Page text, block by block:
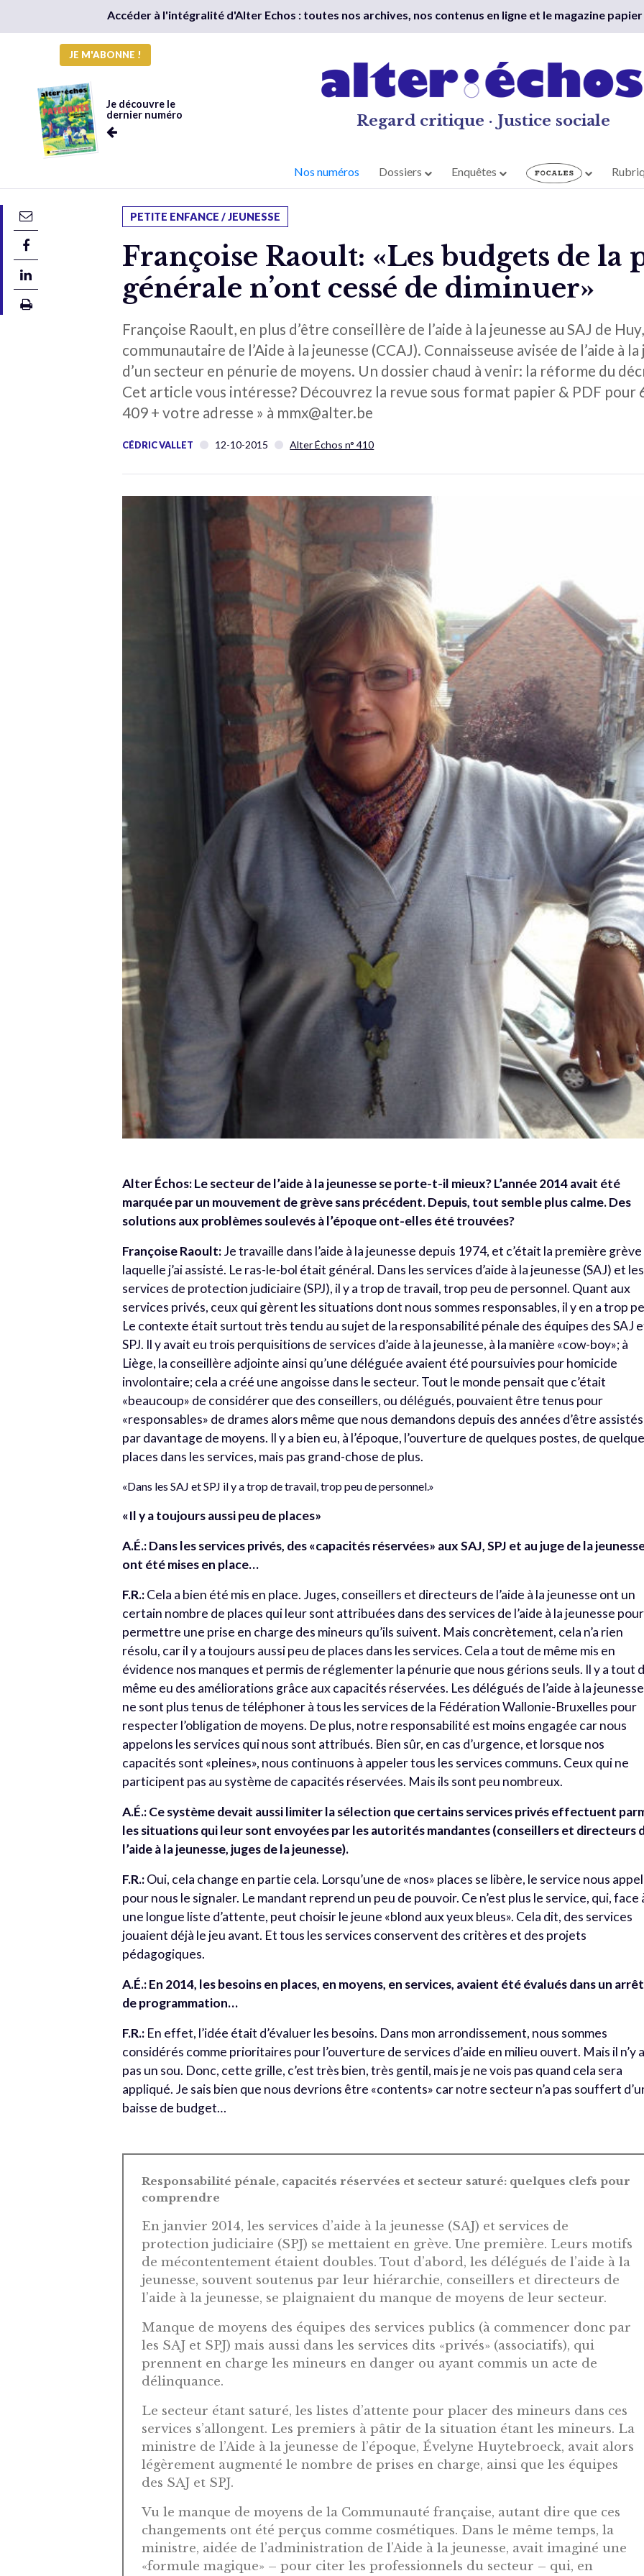
Accéder à l'intégralité d'Alter Echos : toutes nos archives, nos contenus en ligne et le magazine
JE M'ABONNE !
Je découvre le
dernier numéro
Regard critique · Justice sociale
Nos numéros Dossiers Enquêtes
PETITE ENFANCE / JEUNESSE
Françoise Raoult: «Les budgets de la
générale n’ont cessé de diminuer»
Françoise Raoult, en plus d’être conseillère de l’aide à la jeunesse au SAJ de
communautaire de l’Aide à la jeunesse (CCAJ). Connaisseuse avisée de l’aide à
d’un secteur en pénurie de moyens. Un dossier chaud à venir: la réforme du
Cet article vous intéresse? Découvrez la revue sous format papier & PDF pour
409 + votre adresse » à mmx@alter.be
CÉDRIC VALLET 12-10-2015 Alter Échos n° 410
Alter Échos:Le secteur de l’aide à la jeunesse se porte-t-il mieux? L’année 2014 avait été
marquée par un mouvement de grève sans précédent. Depuis, tout semble plus calme. Des
solutions aux problèmes soulevés à l’époque ont-elles été trouvées?
Françoise Raoult:Je travaille dans l’aide à la jeunesse depuis 1974, et c’était la première grève
laquelle j’ai assisté. Le ras-le-bol était général. Dans les services d’aide à la jeunesse (SAJ) et les
services de protection judiciaire (SPJ), il y a trop de travail, trop peu de personnel. Quant aux
services privés, ceux qui gèrent les situations dont nous sommes responsables, il y en a trop
Le contexte était surtout très tendu au sujet de la responsabilité pénale des équipes des SAJ
SPJ. Il y avait eu trois perquisitions de services d’aide à la jeunesse, à la manière «cow-boy»; à
Liège, la conseillère adjointe ainsi qu’une déléguée avaient été poursuivies pour homicide
involontaire; cela a créé une angoisse dans le secteur. Tout le monde pensait que c’était
«beaucoup» de considérer que des conseillers, ou délégués, pouvaient être tenus pour
«responsables» de drames alors même que nous demandons depuis des années d’être assistés
par davantage de moyens. Il y a bien eu, à l’époque, l’ouverture de quelques postes, de
places dans les services, mais pas grand-chose de plus.
«Dans les SAJ et SPJ il y a trop de travail, trop peu de personnel.»
«Il y a toujours aussi peu de places»
A.É.: Dans les services privés, des «capacités réservées» aux SAJ, SPJ et au juge de la
ont été mises en place…
F.R.:Cela a bien été mis en place. Juges, conseillers et directeurs de l’aide à la jeunesse ont un
certain nombre de places qui leur sont attribuées dans des services de l’aide à la jeunesse pour
permettre une prise en charge des mineurs qu’ils suivent. Mais concrètement, cela n’a rien
résolu, car il y a toujours aussi peu de places dans les services. Cela a tout de même mis en
évidence nos manques et permis de réglementer la pénurie que nous gérions seuls. Il y a tout
même eu des améliorations grâce aux capacités réservées. Les délégués de l’aide à la jeunesse
ne sont plus tenus de téléphoner à tous les services de la Fédération Wallonie-Bruxelles pour
respecter l’obligation de moyens. De plus, notre responsabilité est moins engagée car nous
appelons les services qui nous sont attribués. Bien sûr, en cas d’urgence, et lorsque nos
capacités sont «pleines», nous continuons à appeler tous les services communs. Ceux qui ne
participent pas au système de capacités réservées. Mais ils sont peu nombreux.
A.É.: Ce système devait aussi limiter la sélection que certains services privés effectuent
les situations qui leur sont envoyées par les autorités mandantes (conseillers et directeurs
l’aide à la jeunesse, juges de la jeunesse).
F.R.:Oui, cela change en partie cela. Lorsqu’une de «nos» places se libère, le service nous
pour nous le signaler. Le mandant reprend un peu de pouvoir. Ce n’est plus le service, qui, face
une longue liste d’attente, peut choisir le jeune «blond aux yeux bleus». Cela dit, des services
jouaient déjà le jeu avant. Et tous les services conservent des critères et des projets
pédagogiques.
A.É.: En 2014, les besoins en places, en moyens, en services, avaient été évalués dans un
de programmation…
F.R.: En effet, l’idée était d’évaluer les besoins. Dans mon arrondissement, nous sommes
considérés comme prioritaires pour l’ouverture de services d’aide en milieu ouvert. Mais il n’y
pas un sou. Donc, cette grille, c’est très bien, très gentil, mais je ne vois pas quand cela sera
appliqué. Je sais bien que nous devrions être «contents» car notre secteur n’a pas souffert
baisse de budget…
Responsabilité pénale, capacités réservées et secteur saturé: quelques clefs pour
comprendre
En janvier 2014, les services d’aide à la jeunesse (SAJ) et services de
protection judiciaire (SPJ) se mettaient en grève. Une première. Leurs motifs
de mécontentement étaient doubles. Tout d’abord, les délégués de l’aide à la
jeunesse, souvent soutenus par leur hiérarchie, conseillers et directeurs de
l’aide à la jeunesse, se plaignaient du manque de moyens de leur secteur.
Manque de moyens des équipes des services publics (à commencer donc par
les SAJ et SPJ) mais aussi dans les services dits «privés» (associatifs), qui
prennent en charge les mineurs en danger ou ayant commis un acte de
délinquance.
Le secteur étant saturé, les listes d’attente pour placer des mineurs dans ces
services s’allongent. Les premiers à pâtir de la situation étant les mineurs. La
ministre de l’Aide à la jeunesse de l’époque, Évelyne Huytebroeck, avait alors
légèrement augmenté le nombre de prises en charge, ainsi que les équipes
des SAJ et SPJ.
Vu le manque de moyens de la Communauté française, autant dire que ces
changements ont été perçus comme cosmétiques. Dans le même temps, la
ministre, aidée de l’administration de l’Aide à la jeunesse, avait imaginé une
«formule magique» – pour citer les professionnels du secteur – qui, en